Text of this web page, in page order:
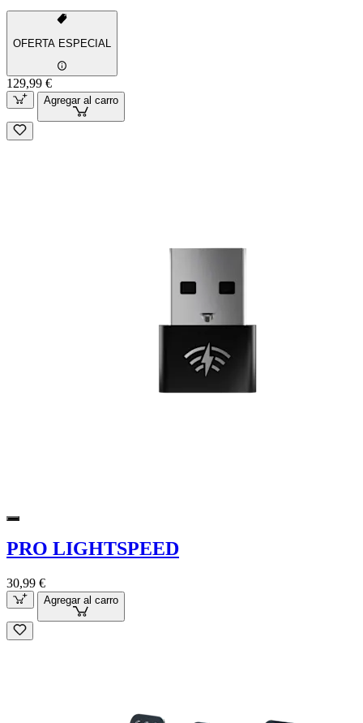
OFERTA ESPECIAL
129,99 €
Agregar al carro
PRO LIGHTSPEED
30,99 €
Agregar al carro